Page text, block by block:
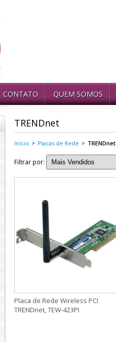
CONTATO QUEM SOMOS
TRENDnet
Início > Placas de Rede > TRENDnet
Filtrar por:
Placa de Rede Wireless PCI
TRENDnet, TEW-423PI